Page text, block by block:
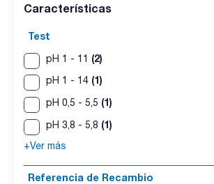
Características
Test
pH 1 - 11 (2)
pH 1 - 14 (1)
pH 0,5 - 5,5 (1)
pH 3,8 - 5,8 (1)
+Ver más
Referencia de Recambio